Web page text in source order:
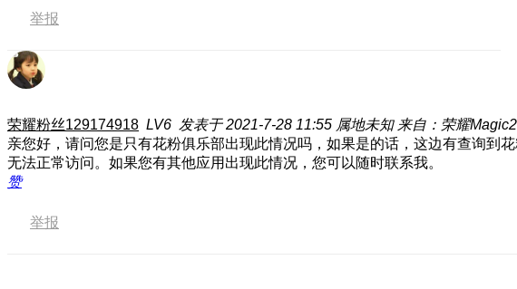
举报
荣耀粉丝129174918 LV6 发表于 2021-7-28 11:55 属地未知 来自：荣耀Magic2
亲您好，请问您是只有花粉俱乐部出现此情况吗，如果是的话，这边有查询
无法正常访问。如果您有其他应用出现此情况，您可以随时联系我。
赞
举报